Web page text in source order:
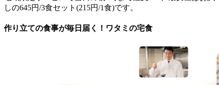
しの645円/3食セット(215円/1食)です。
作り立ての食事が毎日届く！ワタミの宅食